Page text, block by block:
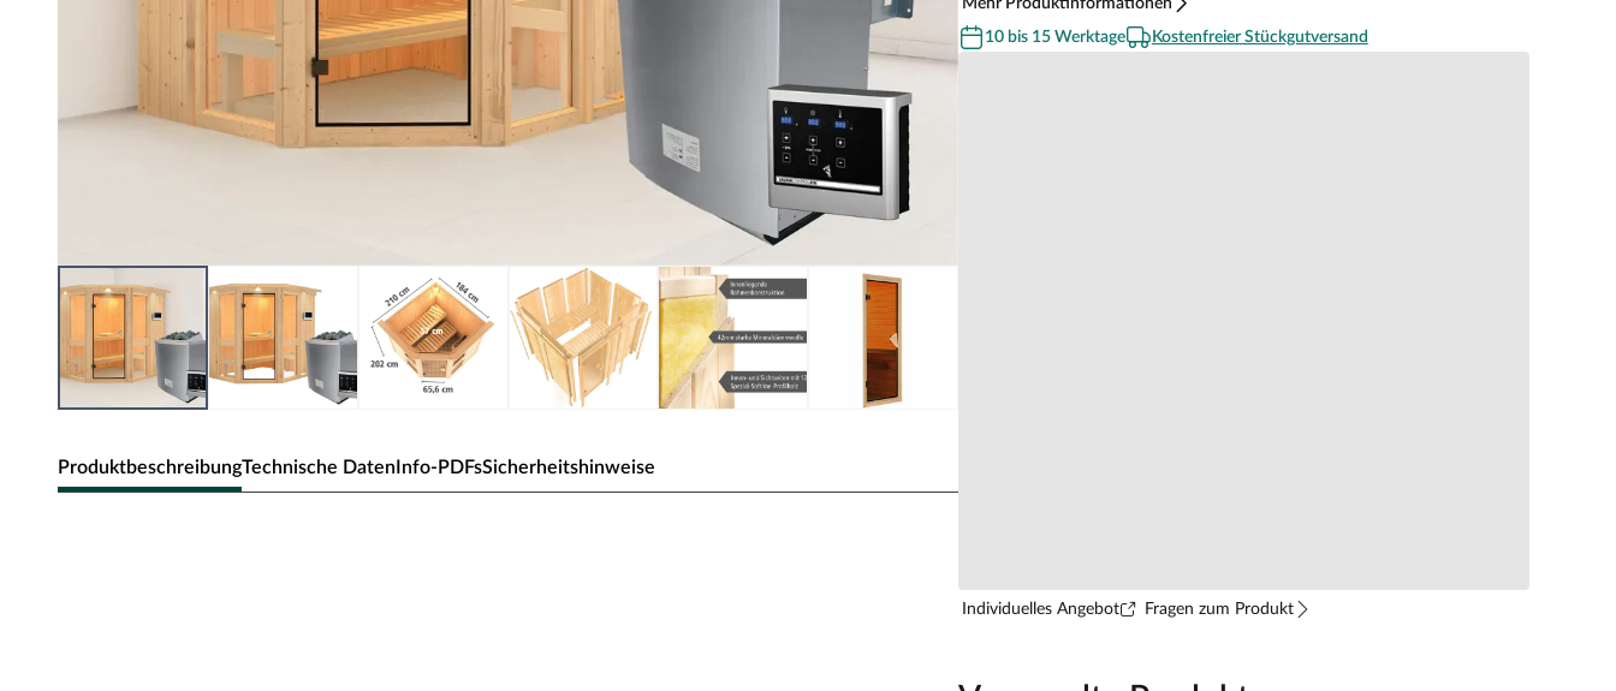
ProduktbeschreibungTechnische DatenInfo-PDFsSicherheitshinweise
Mehr Produktinformationen
10 bis 15 Werktage
Kostenfreier Stückgutversand
Individuelles Angebot Fragen zum Produkt